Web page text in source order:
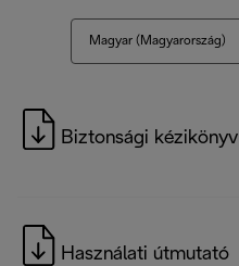
Magyar (Magyarország)
Biztonsági kézikönyv
Használati útmutató